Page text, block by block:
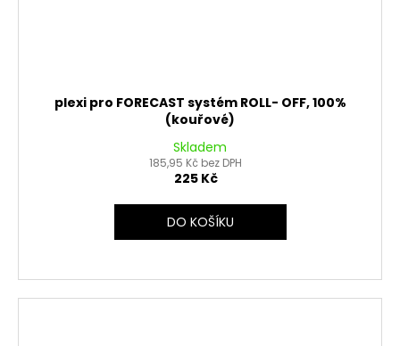
plexi pro FORECAST systém ROLL- OFF, 100%
(kouřové)
Skladem
185,95 Kč bez DPH
225 Kč
DO KOŠÍKU